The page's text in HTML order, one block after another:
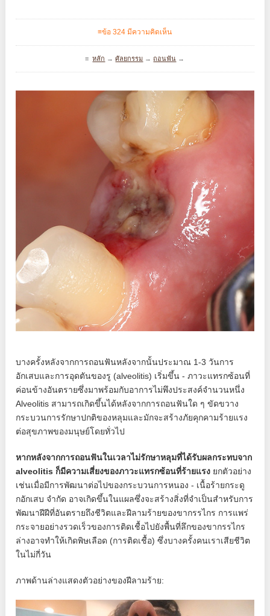
≡ข้อ 324 มีความคิดเห็น
≡หลัก →ศัลยกรรม → ถอนฟัน →
บางครั้งหลังจากการถอนฟันหลังจากนั้นประมาณ 1-3 วันการ
อักเสบและการอุดตันของรู (alveolitis) เริ่มขึ้น - ภาวะแทรกซ้อนที่
ค่อนข้างอันตรายซึ่งมาพร้อมกับอาการไม่พึงประสงค์จำนวนหนึ่ง
Alveolitis สามารถเกิดขึ้นได้หลังจากการถอนฟันใด ๆ ขัดขวาง
กระบวนการรักษาปกติของหลุมและมักจะสร้างภัยคุกคามร้ายแรง
ต่อสุขภาพของมนุษย์โดยทั่วไป
หากหลังจากการถอนฟันในเวลาไม่รักษาหลุมที่ได้รับผลกระทบจาก
alveolitis ก็มีความเสี่ยงของภาวะแทรกซ้อนที่ร้ายแรง ยกตัวอย่าง
เช่นเมื่อมีการพัฒนาต่อไปของกระบวนการหนอง - เนื้อร้ายกระดู
กอักเสบ จำกัด อาจเกิดขึ้นในแผลซึ่งจะสร้างสิ่งที่จำเป็นสำหรับการ
พัฒนาฝีฝีที่อันตรายถึงชีวิตและฝีลามร้ายของขากรรไกร การแพร่
กระจายอย่างรวดเร็วของการติดเชื้อไปยังพื้นที่ลึกของขากรรไกร
ล่างอาจทำให้เกิดพิษเลือด (การติดเชื้อ) ซึ่งบางครั้งคนเราเสียชีวิต
ในไม่กี่วัน
ภาพด้านล่างแสดงตัวอย่างของฝีลามร้าย: